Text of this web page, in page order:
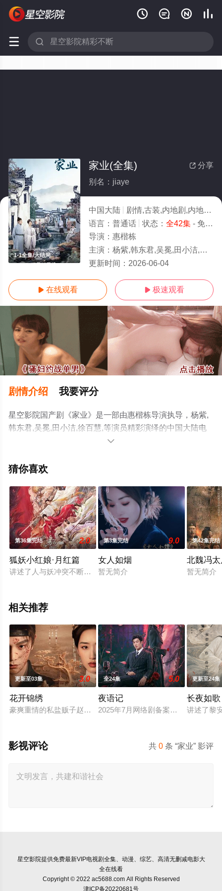
   
 
1-1全集/大结局
 分享
家业(全集)
别名：jiaye
中国大陆 剧情,古装,内地剧,内地
语言： 普通话 状态： 全42集- 免费在线观看
导演： 惠楷栋
主演： 杨紫,韩东君,吴冕,田小洁,徐百慧,
更新时间： 2026-06-04
 在线观看  极速观看
剧情介绍 我要评分
星空影院国产剧《家业》是一部由惠楷栋导演执导，杨紫,
韩东君,吴冕,田小洁,徐百慧,等演员精彩演绎的中国大陆电
视剧，大结局剧情已揭晓（1-1全集），手机免费观看高清
可移步至豆瓣电视剧、电视猫或剧情网等平台了解。

猜你喜欢
第36集完结 2.0
狐妖小红娘·月红篇
讲述了人与妖冲突不断的世界中，涂山狐族心怀大义的大当家
第3集完结 9.0
女人如烟
暂无简介
第42集完结
北魏冯
暂无简介
相关推荐
更新至03集 3.0
花开锦绣
豪爽重情的私盐贩子赵凌虽出身草莽，却心怀壮志，他结识了
全24集 5.0
夜语记
2025年7月网络剧备案当代 都市 海南
更新至24集
长夜如歌
讲述了黎
共0 条 “家业” 影评
影视评论
星空影院提供免费最新VIP电视剧全集、动漫、综艺、高清无删减电影大
全在线看
Copyright © 2022 ac5688.com All Rights Reserved
津ICP备20220681号